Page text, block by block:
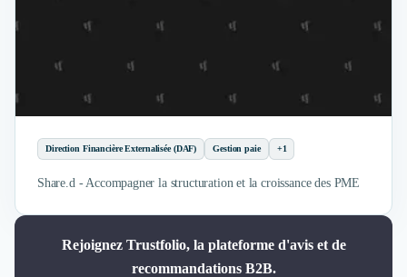
Direction Financière Externalisée (DAF) Gestion paie +1
Share.d - Accompagner la structuration et la croissance des PME
Rejoignez Trustfolio, la plateforme d'avis et de
recommandations B2B.